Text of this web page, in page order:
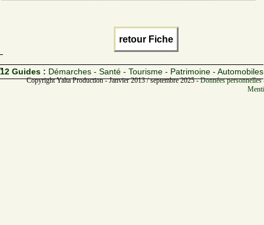
retour Fiche
12 Guides : Démarches - Santé - Tourisme - Patrimoine - Automobiles
Copyright Yalta Production - Janvier 2013 / septembre 2025 -Données